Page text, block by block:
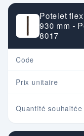
Potelet
930 mm -
8017
Code
Prix unitaire
Quantité souhaitée